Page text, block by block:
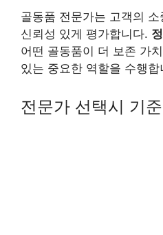
골동품 전문가는 고객의
신뢰성 있게 평가합니다.
어떤 골동품이 더 보존 가
있는 중요한 역할을 수행합
전문가 선택시 기준